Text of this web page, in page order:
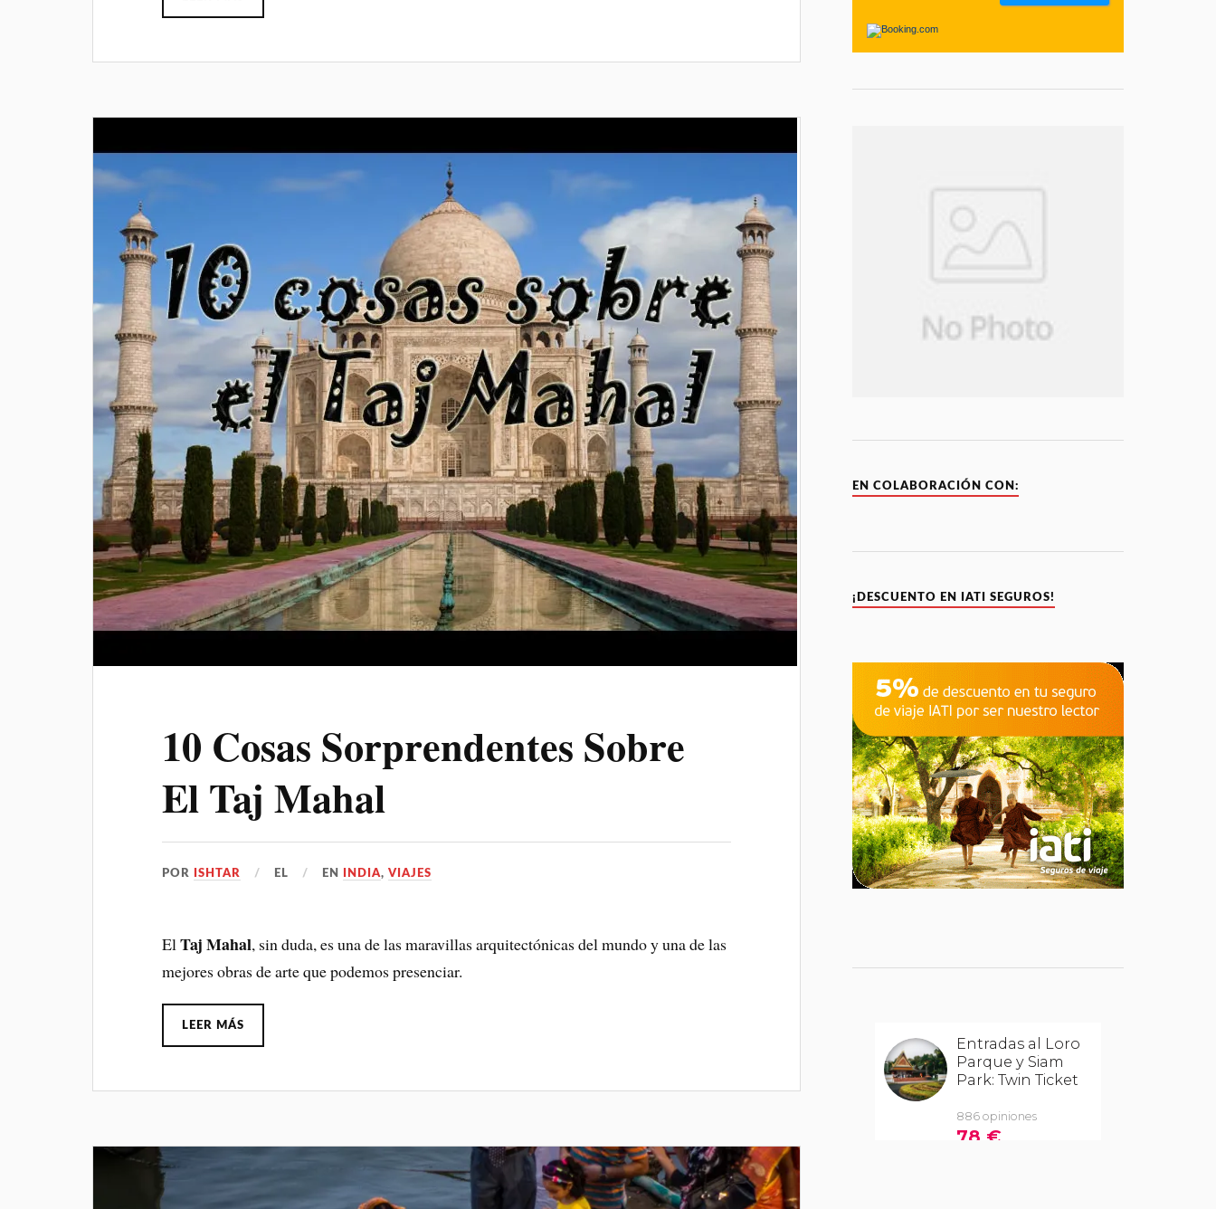
10 Cosas Sorprendentes Sobre
El Taj Mahal
POR ISHTAR EL EN INDIA,VIAJES
ElTaj Mahal, sin duda, es una de las maravillas arquitectónicas del mundo y una de las
mejores obras de arte que podemos presenciar.
LEER MÁS
EN COLABORACIÓN CON:
¡DESCUENTO EN IATI SEGUROS!